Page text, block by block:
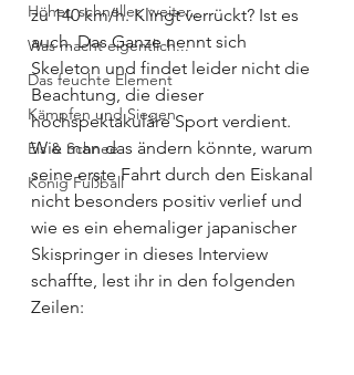
Höher, schneller, weiter...
Was macht eigentlich...
Das feuchte Element
Kämpfen und Siegen
Eis & Schnee
König Fußball
zu 140 km/h. Klingt verrückt? Ist es
auch. Das Ganze nennt sich
Skeleton und findet leider nicht die
Beachtung, die dieser
hochspektakuläre Sport verdient.
Wie man das ändern könnte, warum
seine erste Fahrt durch den Eiskanal
nicht besonders positiv verlief und
wie es ein ehemaliger japanischer
Skispringer in dieses Interview
schaffte, lest ihr in den folgenden
Zeilen: